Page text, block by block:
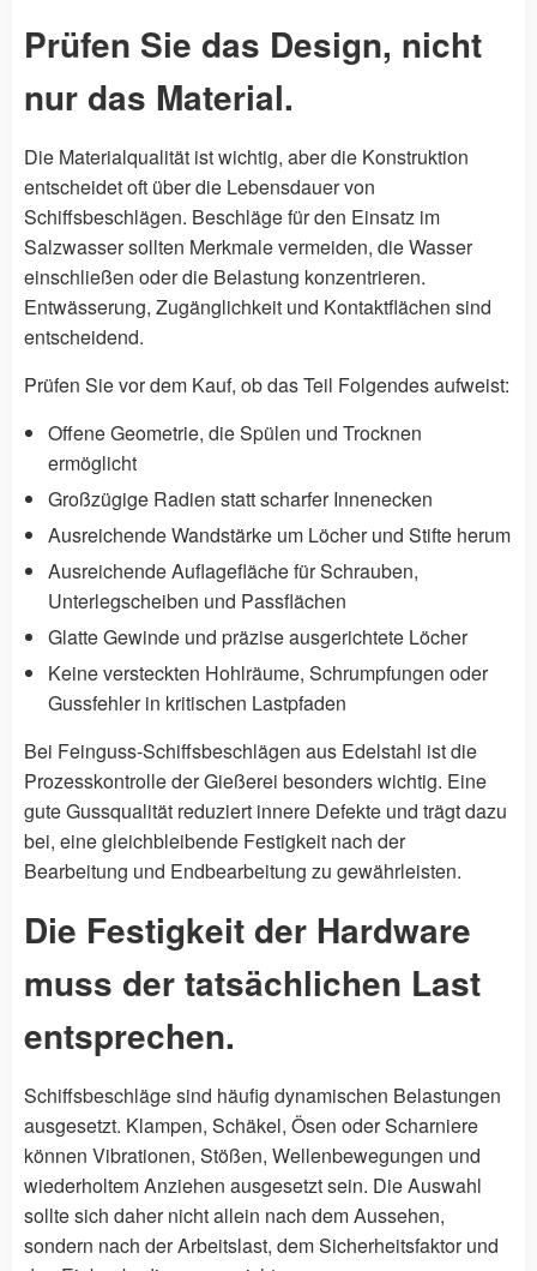
Prüfen Sie das Design, nicht
nur das Material.
Die Materialqualität ist wichtig, aber die Konstruktion
entscheidet oft über die Lebensdauer von
Schiffsbeschlägen. Beschläge für den Einsatz im
Salzwasser sollten Merkmale vermeiden, die Wasser
einschließen oder die Belastung konzentrieren.
Entwässerung, Zugänglichkeit und Kontaktflächen sind
entscheidend.
Prüfen Sie vor dem Kauf, ob das Teil Folgendes aufweist:
Offene Geometrie, die Spülen und Trocknen
ermöglicht
Großzügige Radien statt scharfer Innenecken
Ausreichende Wandstärke um Löcher und Stifte herum
Ausreichende Auflagefläche für Schrauben,
Unterlegscheiben und Passflächen
Glatte Gewinde und präzise ausgerichtete Löcher
Keine versteckten Hohlräume, Schrumpfungen oder
Gussfehler in kritischen Lastpfaden
Bei Feinguss-Schiffsbeschlägen aus Edelstahl ist die
Prozesskontrolle der Gießerei besonders wichtig. Eine
gute Gussqualität reduziert innere Defekte und trägt dazu
bei, eine gleichbleibende Festigkeit nach der
Bearbeitung und Endbearbeitung zu gewährleisten.
Die Festigkeit der Hardware
muss der tatsächlichen Last
entsprechen.
Schiffsbeschläge sind häufig dynamischen Belastungen
ausgesetzt. Klampen, Schäkel, Ösen oder Scharniere
können Vibrationen, Stößen, Wellenbewegungen und
wiederholtem Anziehen ausgesetzt sein. Die Auswahl
sollte sich daher nicht allein nach dem Aussehen,
sondern nach der Arbeitslast, dem Sicherheitsfaktor und